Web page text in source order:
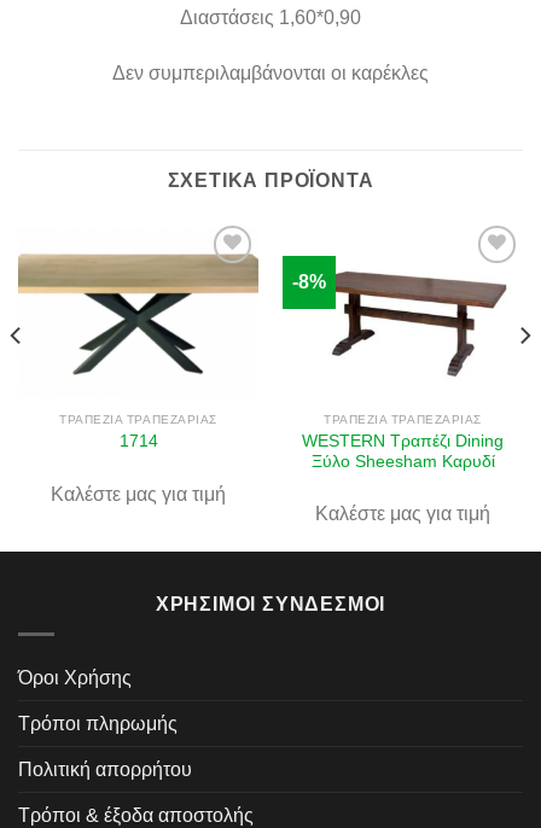
Διαστάσεις 1,60*0,90
Δεν συμπεριλαμβάνονται οι καρέκλες
ΣΧΕΤΙΚΆ ΠΡΟΪΌΝΤΑ
στην λίστα
επιθυμιών
ΤΡΑΠΈΖΙΑ ΤΡΑΠΕΖΑΡΊΑΣ
1714
Καλέστε μας για τιμή
-8%
Πρόσθήκη
επιθυμιών
ΤΡΑΠΈΖΙΑ ΤΡΑΠΕΖΑΡΊΑΣ
WESTERN Τραπέζι Dining
Ξύλο Sheesham Καρυδί
Καλέστε μας για τιμή
ΧΡΉΣΙΜΟΙ ΣΎΝΔΕΣΜΟΙ
Όροι Χρήσης
Τρόποι πληρωμής
Πολιτική απορρήτου
Τρόποι & έξοδα αποστολής